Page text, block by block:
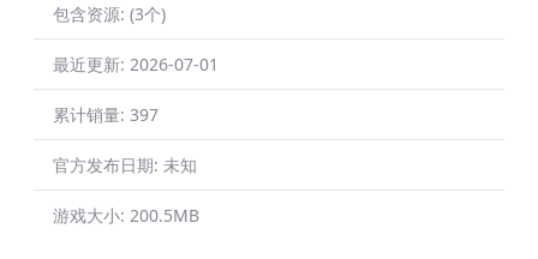
包含资源: (3个)
最近更新: 2026-07-01
累计销量: 397
官方发布日期: 未知
游戏大小: 200.5MB